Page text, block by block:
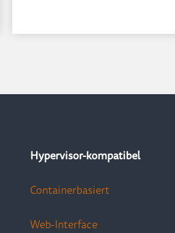
Hypervisor-kompatibel
Containerbasiert
Web-Interface